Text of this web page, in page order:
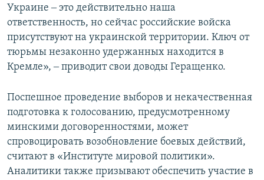
Украине ‒ это действительно наша
ответственность, но сейчас российские войска
присутствуют на украинской территории. Ключ от
тюрьмы незаконно удержанных находится в
Кремле», ‒ приводит свои доводы Геращенко.
Поспешное проведение выборов и некачественная
подготовка к голосованию, предусмотренному
минскими договоренностями, может
спровоцировать возобновление боевых действий,
считают в «Институте мировой политики».
Аналитики также призывают обеспечить участие в